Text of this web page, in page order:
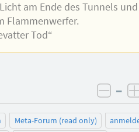
am Ende des Tunnels
Flammenwerfer.
Tod“
–
Meta-Forum (read only)